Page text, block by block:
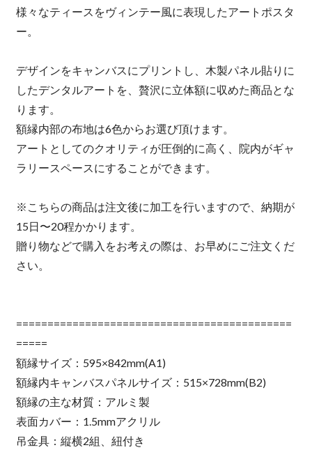
様々なティースをヴィンテー風に表現したアートポスタ
ー。
デザインをキャンバスにプリントし、木製パネル貼りに
したデンタルアートを、贅沢に立体額に収めた商品とな
ります。
額縁内部の布地は6色からお選び頂けます。
アートとしてのクオリティが圧倒的に高く、院内がギャ
ラリースペースにすることができます。
※こちらの商品は注文後に加工を行いますので、納期が
15日〜20程かかります。
贈り物などで購入をお考えの際は、お早めにご注文くだ
さい。
============================================
=====
額縁サイズ：595×842mm(A1)
額縁内キャンバスパネルサイズ：515×728mm(B2)
額縁の主な材質：アルミ製
表面カバー：1.5mmアクリル
吊金具：縦横2組、紐付き